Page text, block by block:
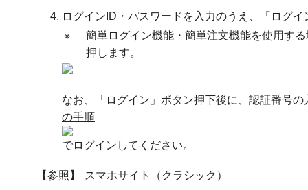
ログインID・パスワードを入力のうえ、「ログ
※
簡単ログイン機能・簡単注文機能を使用す
押します。
なお、「ログイン」ボタン押下後に、認証番号
の手順
でログインしてください。
【参照】 スマホサイト（クラシック）